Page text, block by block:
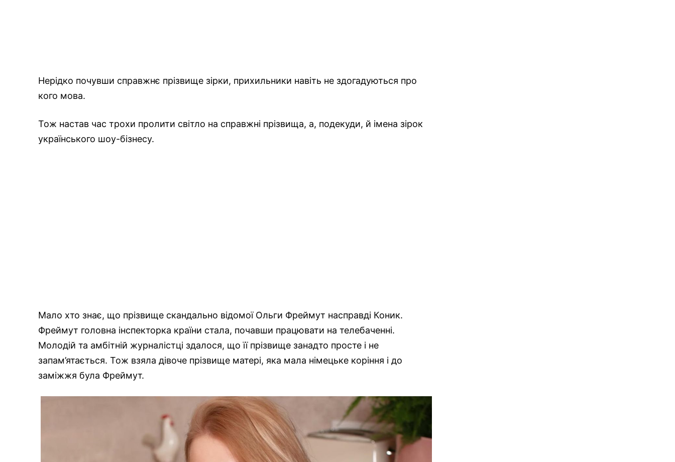
Нерідко почувши справжнє прізвище зірки, прихильники навіть не здогадуються про
кого мова.
Тож настав час трохи пролити світло на справжні прізвища, а, подекуди, й імена зірок
українського шоу-бізнесу.
Мало хто знає, що прізвище скандально відомої Ольги Фреймут насправді Коник.
Фреймут головна інспекторка країни стала, почавши працювати на телебаченні.
Молодій та амбітній журналістці здалося, що її прізвище занадто просте і не
запам’ятається. Тож взяла дівоче прізвище матері, яка мала німецьке коріння і до
заміжжя була Фреймут.